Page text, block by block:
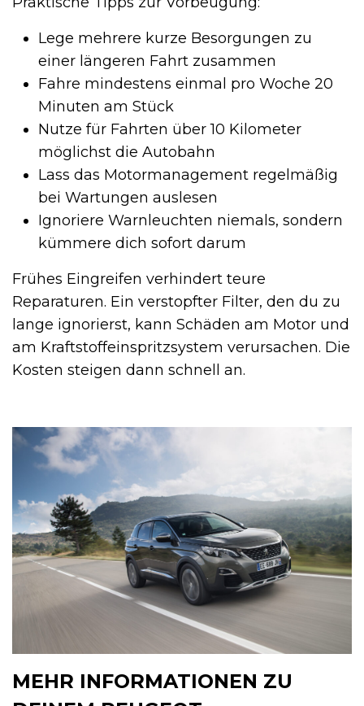
Lege mehrere kurze Besorgungen zu
einer längeren Fahrt zusammen
Fahre mindestens einmal pro Woche 20
Minuten am Stück
Nutze für Fahrten über 10 Kilometer
möglichst die Autobahn
Lass das Motormanagement regelmäßig
bei Wartungen auslesen
Ignoriere Warnleuchten niemals, sondern
kümmere dich sofort darum
Frühes Eingreifen verhindert teure
Reparaturen. Ein verstopfter Filter, den du zu
lange ignorierst, kann Schäden am Motor und
am Kraftstoffeinspritzsystem verursachen. Die
Kosten steigen dann schnell an.
MEHR INFORMATIONEN ZU